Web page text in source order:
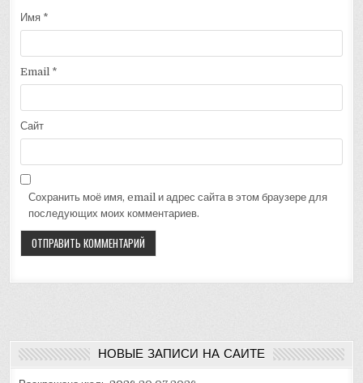
Имя *
Email *
Сайт
Сохранить моё имя, email и адрес сайта в этом браузере для
последующих моих комментариев.
НОВЫЕ ЗАПИСИ НА САЙТЕ